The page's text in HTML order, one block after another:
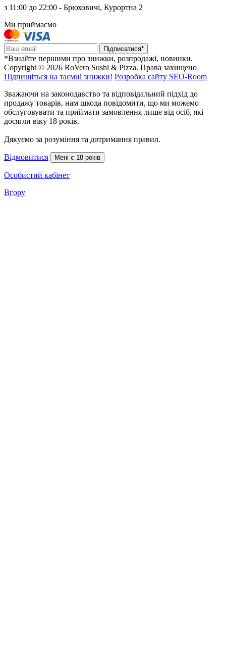
з 11:00 до 22:00 - Брюховичі, Курортна 2
Ми приймаємо
Підписатися*
*Взнайте першими про знижки, розпродажі, новинки.
Copyright © 2026 RoVero Sushi & Pizza. Права захищено
Підпишіться на таємні знижки! Розробка сайту SEO-Room
Зважаючи на законодавство та відповідальний підхід до
продажу товарів, нам шкода повідомити, що ми можемо
обслуговувати та приймати замовлення лише від осіб, які
досягли віку 18 років.
Дякуємо за розуміння та дотримання правил.
Відмовитися Мені є 18 років
Особистий кабінет
Вгору